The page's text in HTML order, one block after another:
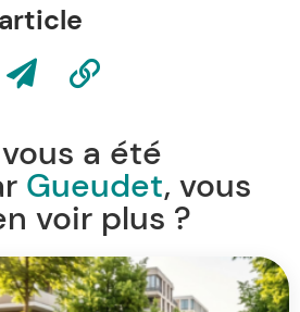
a été
Gueudet, vous
voir plus ?